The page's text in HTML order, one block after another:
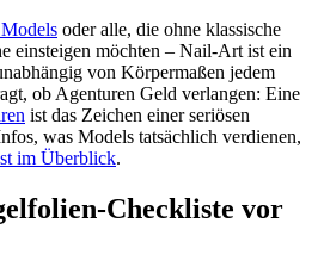
oder alle, die ohne klassische
einsteigen möchten – Nail-Art ist ein
von Körpermaßen jedem
ob Agenturen Geld verlangen: Eine
ist das Zeichen einer seriösen
was Models tatsächlich verdienen,
im Überblick.
Checkliste vor